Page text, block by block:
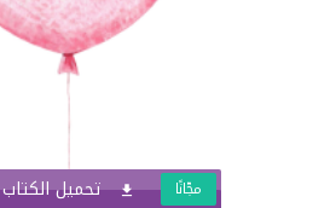
تحميل الكتاب مجّانًا